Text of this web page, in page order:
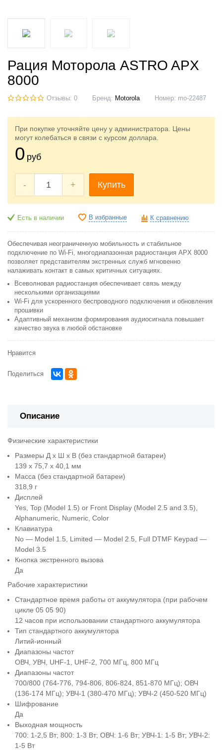
Рация Моторола ASTRO APX
8000
Отзывы: 0 Бренд: Motorola Номер: mo-22487
При покупке уточняйте цену у администратора. Цены
могут колебаться в связи с курсом доллара.
0 руб
- + Купить
Есть в наличии В избранные К сравнению
Обеспечивая неограниченную мобильность и стабильное
подключение по Wi-Fi, многодиапазонная радиостанция APX 8000
позволяет представителям экстренных служб мгновенно
налаживать контакт в самых критичных ситуациях.
Всеволновая радиостанция обеспечивает связь между
несколькими организациями
Wi-Fi для ускоренного беспроводного подключения и обновления
прошивки
Адаптивный механизм формирования аудиосигнала повышает
качество звука в любой обстановке
Нравится
Поделиться
Описание
Физические характеристики
Размеры Д x Ш x В (без стандартной батареи)
139 х 75,7 х 40,1 мм
Масса (без стандартной батареи)
318,9 г
Дисплей
Yes, Top (Model 1.5) or Front Display (Model 2.5 and 3.5),
Alphanumeric, Numeric, Color
Клавиатура
No — Model 1.5, Limited — Model 2.5, Full DTMF Keypad —
Model 3.5
Кнопка экстренного вызова
Да
Рабочие характеристики
Стандартное время работы от аккумулятора (при рабочем
цикле 05 05 90)
12 часов при использовании стандартного аккумулятора
Тип стандартного аккумулятора
Литий-ионный
Диапазоны частот
ОВЧ, УВЧ, UHF-1, UHF-2, 700 МГц, 800 МГц
Диапазоны частот
700/800 (764-776, 794-806, 806-824, 851-870 МГц); ОВЧ
(136-174 МГц); УВЧ-1 (380-470 МГц); УВЧ-2 (450-520 МГц)
Шифрование
Да
Выходная мощность
700: 1-2,5 Вт; 800: 1-3 Вт; ОВЧ: 1-6 Вт; УВЧ-1: 1-5 Вт; УВЧ-2:
1-5 Вт